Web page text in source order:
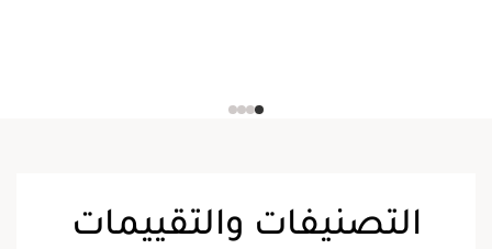
التصنيفات والتقييمات